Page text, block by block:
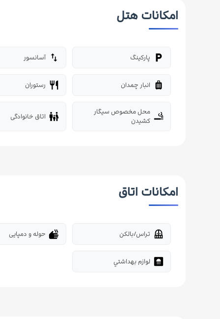
امکانات هتل
local_parking پارکینگ import_export آسانسور
luggage انبار چمدان restaurant رستوران
smoking_rooms محل مخصوص سیگار
کشیدن
family_restroom اتاق خانوادگی
امکانات اتاق
balcony تراس/بالکن dry حوله و دمپایی
bathroom لوازم بهداشتي